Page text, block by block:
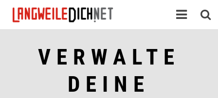
VERWALTE
DEINE